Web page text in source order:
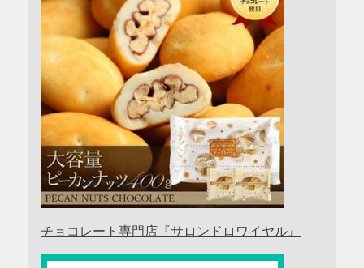
チョコレート専門店『サロンドロワイヤル』